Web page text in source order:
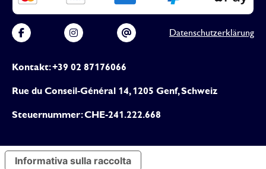
Kontakt: +39 02 87176066
Rue du Conseil-Général 14, 1205 Genf, Schweiz
Steuernummer: CHE-241.222.668
Datenschutzerklärung
Informativa sulla raccolta